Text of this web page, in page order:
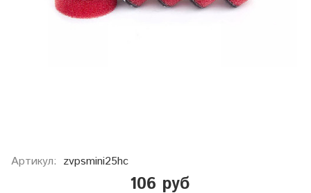
Артикул: zvpsmini25hc
106 руб